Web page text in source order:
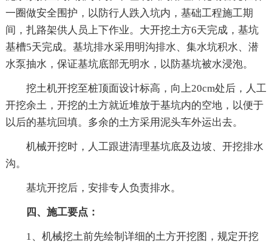
一圈做安全围护，以防行人跌入坑内，基础工程施工期
间，扎路架供人员上下作业。大开挖土方6天完成，基坑
基槽5天完成。基坑排水采用明沟排水、集水坑积水、潜
水泵抽水，保证基坑底部无明水，以防基坑被水浸泡。
挖土机开挖至桩顶面设计标高，向上20cm处后，人工
开挖余土，开挖的土方就近堆放于基坑内的空地，以便于
以后的基坑回填。多余的土方采用泥头车外运出去。
机械开挖时，人工跟进清理基坑底及边坡、开挖排水
沟。
基坑开挖后，安排专人负责排水。
四、施工要点：
1、机械挖土前先绘制详细的土方开挖图，规定开挖